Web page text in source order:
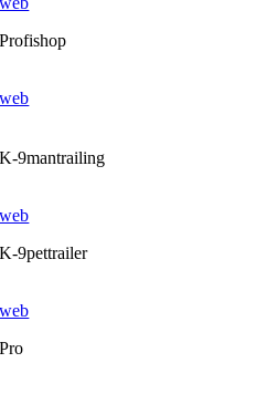
Profishop
web
K-9mantrailing
web
K-9pettrailer
web
Pro